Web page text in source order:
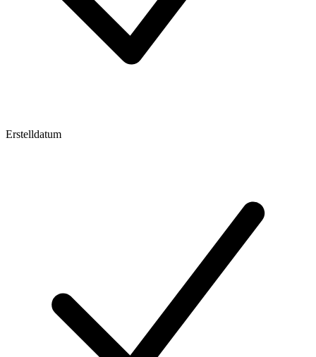
Erstelldatum